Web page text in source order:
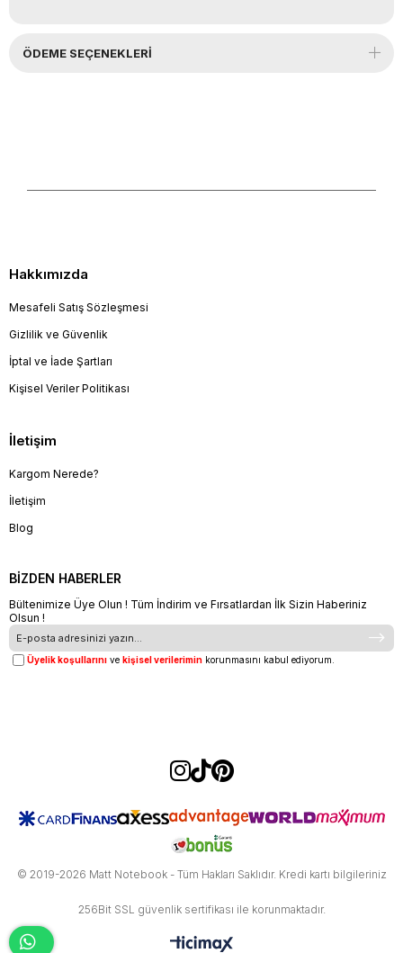
ÖDEME SEÇENEKLERI
Hakkımızda
Mesafeli Satış Sözleşmesi
Gizlilik ve Güvenlik
İptal ve İade Şartları
Kişisel Veriler Politikası
İletişim
Kargom Nerede?
İletişim
Blog
BİZDEN HABERLER
Bültenimize Üye Olun ! Tüm İndirim ve Fırsatlardan İlk Sizin Haberiniz
Olsun !
Üyelik koşullarını ve kişisel verilerimin korunmasını kabul ediyorum.
© 2019-2026 Matt Notebook - Tüm Hakları Saklıdır. Kredi kartı bilgileriniz
256Bit SSL güvenlik sertifikası ile korunmaktadır.